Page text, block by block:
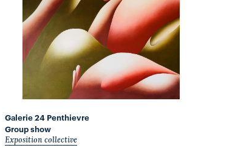
Galerie 24 Penthievre
Group show
Exposition collective